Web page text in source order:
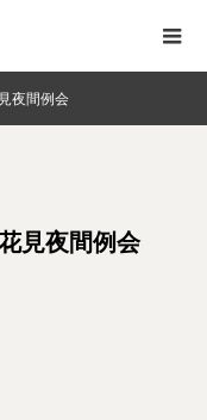
夜間例会
見夜間例会